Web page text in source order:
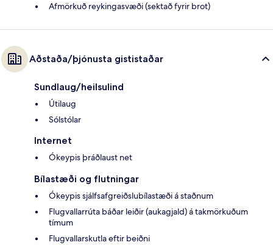
Afmörkuð reykingasvæði (sektað fyrir brot)
Aðstaða/þjónusta gististaðar
Sundlaug/heilsulind
Útilaug
Sólstólar
Internet
Ókeypis þráðlaust net
Bílastæði og flutningar
Ókeypis sjálfsafgreiðslubílastæði á staðnum
Flugvallarrúta báðar leiðir (aukagjald) á takmörkuðum
tímum
Flugvallarskutla eftir beiðni